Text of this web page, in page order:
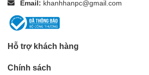
Email: khanhhanpc@gmail.com
Hỗ trợ khách hàng
Chính sách